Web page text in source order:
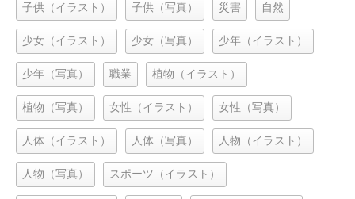
子供（イラスト） 子供（写真） 災害 自然
少女（イラスト） 少女（写真） 少年（イラスト）
少年（写真） 職業 植物（イラスト）
植物（写真） 女性（イラスト） 女性（写真）
人体（イラスト） 人体（写真） 人物（イラスト）
人物（写真） スポーツ（イラスト）